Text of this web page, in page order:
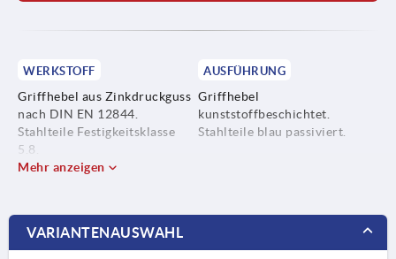
WERKSTOFF
Griffhebel aus Zinkdruckguss
nach DIN EN 12844.
Stahlteile Festigkeitsklasse
5.8.
AUSFÜHRUNG
Griffhebel
kunststoffbeschichtet.
Stahlteile blau passiviert.
Mehr anzeigen
VARIANTENAUSWAHL